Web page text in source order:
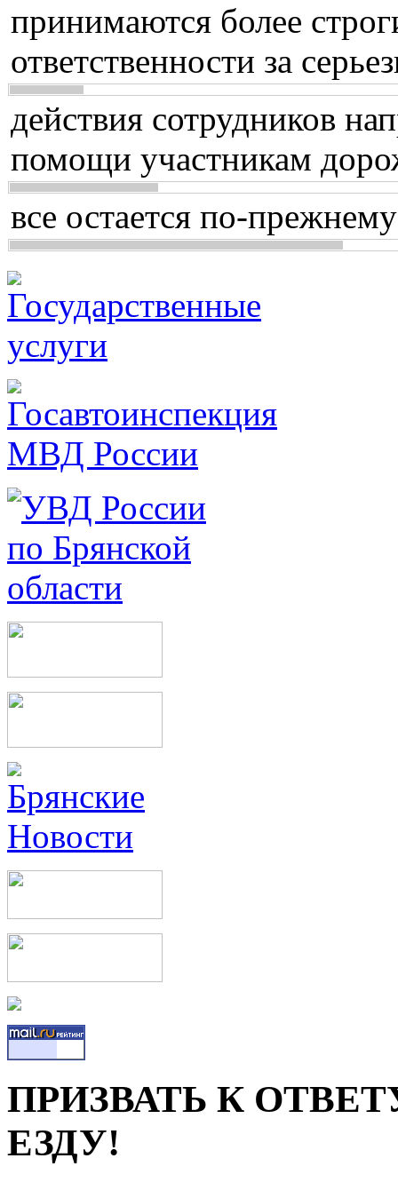
принимаются более
ответственности за
действия сотрудников
помощи участникам
все остается по-
ПРИЗВАТЬ К
ЕЗДУ!